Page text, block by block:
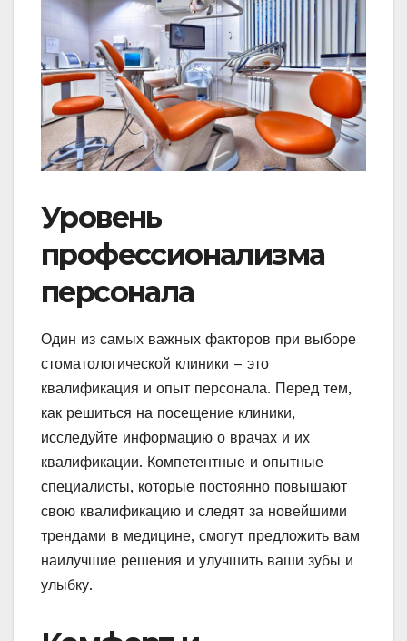
Уровень
профессионализма
персонала
Один из самых важных факторов при выборе
стоматологической клиники – это
квалификация и опыт персонала. Перед тем,
как решиться на посещение клиники,
исследуйте информацию о врачах и их
квалификации. Компетентные и опытные
специалисты, которые постоянно повышают
свою квалификацию и следят за новейшими
трендами в медицине, смогут предложить вам
наилучшие решения и улучшить ваши зубы и
улыбку.